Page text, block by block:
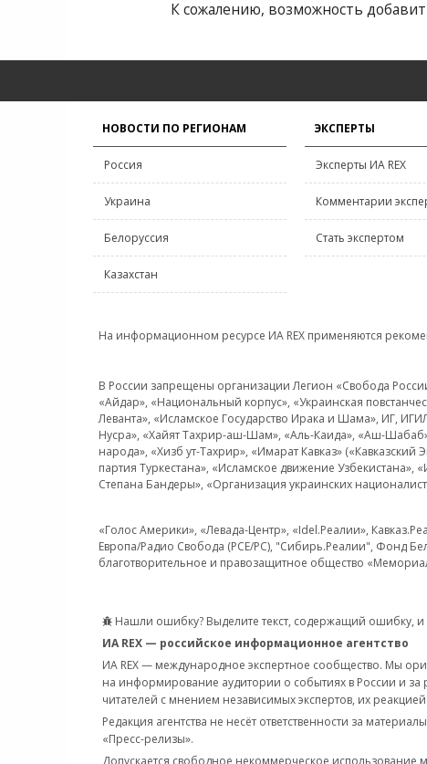
К сожалению, возможность
НОВОСТИ ПО РЕГИОНАМ
Россия
Украина
Белоруссия
Казахстан
ЭКСПЕРТЫ
Эксперты ИА REX
Комментарии
Стать экспертом
На информационном ресурсе ИА REX применяются
В России запрещены организации Легион «Свобода
«Айдар», «Национальный корпус», «Украинская
Леванта», «Исламское Государство Ирака и Шама», ИГ,
Нусра», «Хайят Тахрир-аш-Шам», «Аль-Каида», «Аш-
народа», «Хизб ут-Тахрир», «Имарат Кавказ»
партия Туркестана», «Исламское движение
Степана Бандеры», «Организация украинских
«Голос Америки», «Левада-Центр», «Idel.Реалии»,
Европа/Радио Свобода (PCE/PC), "Сибирь.Реалии", Фонд
благотворительное и правозащитное общество
Нашли ошибку? Выделите текст, содержащий ошибку,
ИА REX — российское информационное агентство
ИА REX — международное экспертное сообщество. Мы
на информирование аудитории о событиях в России и
читателей с мнением независимых экспертов, их
Редакция агентства не несёт ответственности за
«Пресс-релизы».
Допускается свободное некоммерческое использование